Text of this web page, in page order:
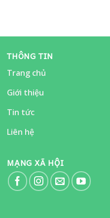
THÔNG TIN
Trang chủ
Giới thiệu
Tin tức
Liên hệ
MẠNG XÃ HỘI